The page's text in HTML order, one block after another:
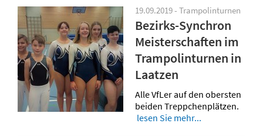
19.09.2019 - Trampolinturnen
Bezirks-Synchron
Meisterschaften im
Trampolinturnen in
Laatzen
Alle VfLer auf den obersten
beiden Treppchenplätzen.
lesen Sie mehr...